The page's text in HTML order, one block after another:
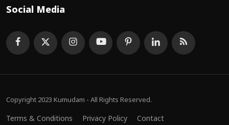
Social Media
Copyright 2023 Kumudam - All Rights Reserved.
Terms & Conditions Privacy Policy Contact